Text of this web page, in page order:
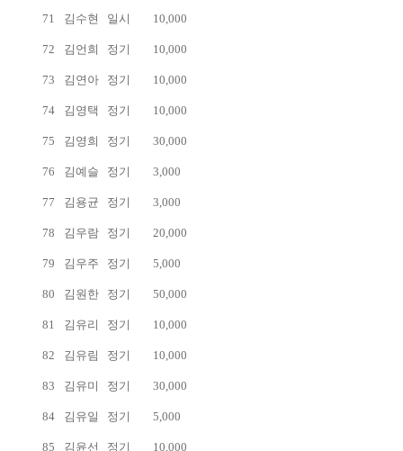
71 김수현 일시 10,000
72 김언희 정기 10,000
73 김연아 정기 10,000
74 김영택 정기 10,000
75 김영희 정기 30,000
76 김예슬 정기 3,000
77 김용균 정기 3,000
78 김우람 정기 20,000
79 김우주 정기 5,000
80 김원한 정기 50,000
81 김유리 정기 10,000
82 김유림 정기 10,000
83 김유미 정기 30,000
84 김유일 정기 5,000
85 김윤선 정기 10,000